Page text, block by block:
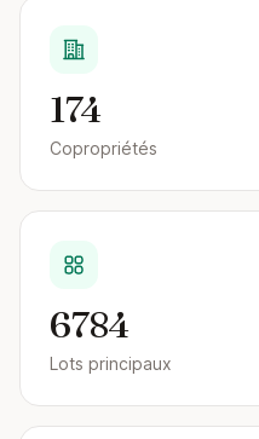
174
Copropriétés
6784
Lots principaux